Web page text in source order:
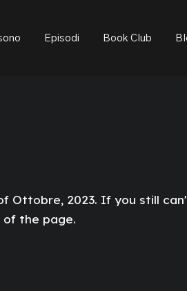
Episodi Book Club
Ottobre, 2023. If you still
the page.